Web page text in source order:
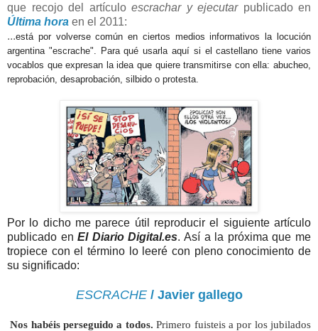
que recojo del artículo escrachar y ejecutarpublicado en
Última hora en el 2011:
...está por volverse común en ciertos medios informativos la locución
argentina "escrache". Para qué usarla aquí si el castellano tiene varios
vocablos que expresan la idea que quiere transmitirse con ella: abucheo,
reprobación, desaprobación, silbido o protesta.
Por lo dicho me parece útil reproducir el siguiente artículo
publicado enEl Diario Digital.es. Así a la próxima que me
tropiece con el término lo leeré con pleno conocimiento de
su significado:
ESCRACHE/ Javier gallego
Nos habéis perseguido a todos. Primero fuisteis a por los jubilados